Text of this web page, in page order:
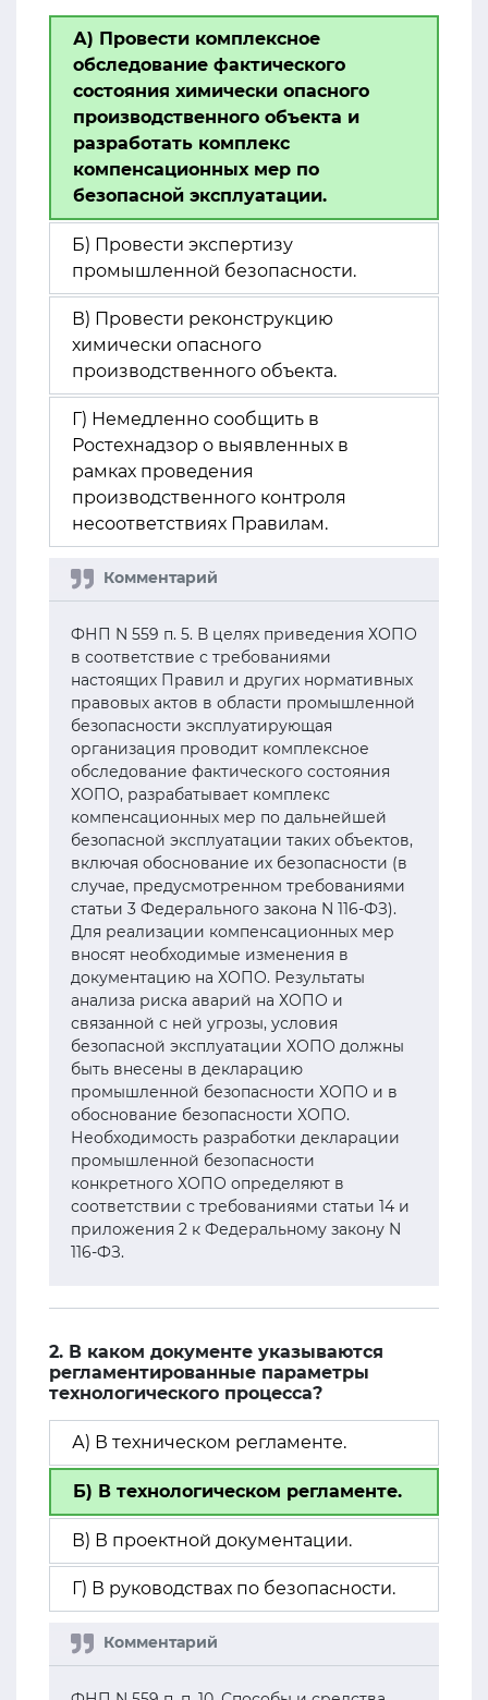
А) Провести комплексное
обследование фактического
состояния химически опасного
производственного объекта и
разработать комплекс
компенсационных мер по
безопасной эксплуатации.
Б) Провести экспертизу
промышленной безопасности.
В) Провести реконструкцию
химически опасного
производственного объекта.
Г) Немедленно сообщить в
Ростехнадзор о выявленных в
рамках проведения
производственного контроля
несоответствиях Правилам.
ФНП N 559 п. 5. В целях приведения ХОПО
в соответствие с требованиями
настоящих Правил и других нормативных
правовых актов в области промышленной
безопасности эксплуатирующая
организация проводит комплексное
обследование фактического состояния
ХОПО, разрабатывает комплекс
компенсационных мер по дальнейшей
безопасной эксплуатации таких объектов,
включая обоснование их безопасности (в
случае, предусмотренном требованиями
статьи 3 Федерального закона N 116-ФЗ).
Для реализации компенсационных мер
вносят необходимые изменения в
документацию на ХОПО. Результаты
анализа риска аварий на ХОПО и
связанной с ней угрозы, условия
безопасной эксплуатации ХОПО должны
быть внесены в декларацию
промышленной безопасности ХОПО и в
обоснование безопасности ХОПО.
Необходимость разработки декларации
промышленной безопасности
конкретного ХОПО определяют в
соответствии с требованиями статьи 14 и
приложения 2 к Федеральному закону N
116-ФЗ.
2. В каком документе указываются
регламентированные параметры
технологического процесса?
А) В техническом регламенте.
Б) В технологическом регламенте.
В) В проектной документации.
Г) В руководствах по безопасности.